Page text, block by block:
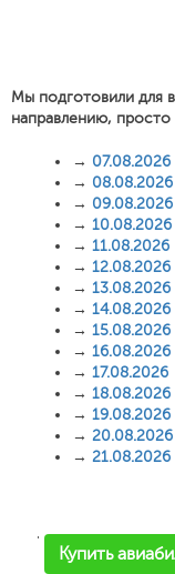
Мы подготовили для
направлению,
→ 07.08.2026
→ 08.08.2026
→ 09.08.2026
→ 10.08.2026
→ 11.08.2026
→ 12.08.2026
→ 13.08.2026
→ 14.08.2026
→ 15.08.2026
→ 16.08.2026
→ 17.08.2026
→ 18.08.2026
→ 19.08.2026
→ 20.08.2026
→ 21.08.2026
'
Купить